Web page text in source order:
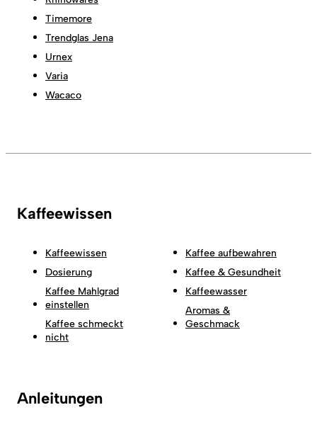
Timemore
Trendglas Jena
Urnex
Varia
Wacaco
Kaffeewissen
Kaffeewissen
Dosierung
Kaffee Mahlgrad
einstellen
Kaffee schmeckt
nicht
Kaffee aufbewahren
Kaffee & Gesundheit
Kaffeewasser
Aromas &
Geschmack
Anleitungen